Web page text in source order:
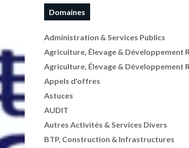
Domaines
Administration & Services Publics
Agriculture, Élevage & Développement
Agriculture, Élevage & Développement
Appels d'offres
Astuces
AUDIT
Autres Activités & Services Divers
BTP, Construction & Infrastructures